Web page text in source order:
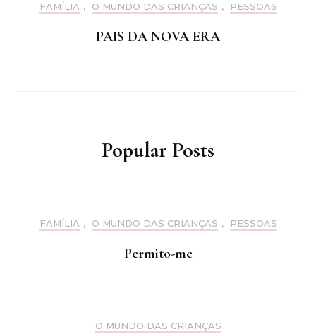
FAMÍLIA , O MUNDO DAS CRIANÇAS , PESSOAS
PAIS DA NOVA ERA
Popular Posts
FAMÍLIA , O MUNDO DAS CRIANÇAS , PESSOAS
Permito-me
O MUNDO DAS CRIANÇAS